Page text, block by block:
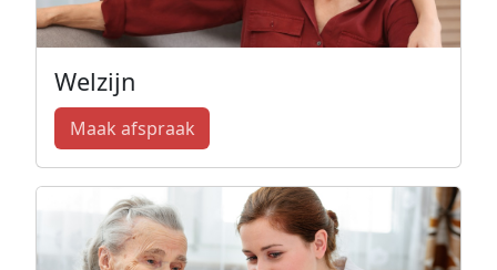
Welzijn
Maak afspraak